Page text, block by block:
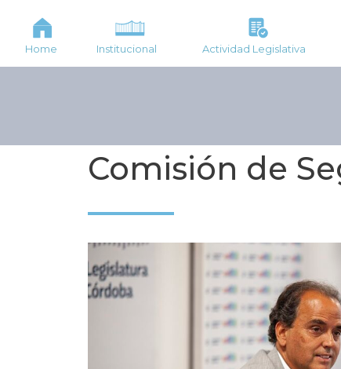
Home Institucional Actividad Legislativa
Comisión de